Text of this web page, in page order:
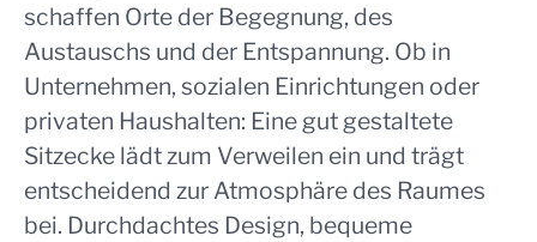
schaffen Orte der Begegnung, des
Austauschs und der Entspannung. Ob in
Unternehmen, sozialen Einrichtungen oder
privaten Haushalten: Eine gut gestaltete
Sitzecke lädt zum Verweilen ein und trägt
entscheidend zur Atmosphäre des Raumes
bei. Durchdachtes Design, bequeme